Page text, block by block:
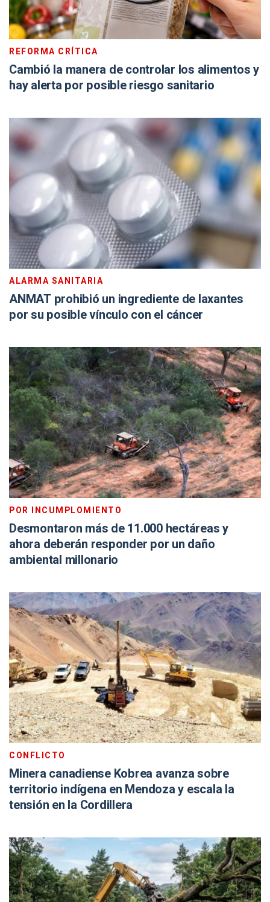
REFORMA CRÍTICA
Cambió la manera de controlar los alimentos y
hay alerta por posible riesgo sanitario
ALARMA SANITARIA
ANMAT prohibió un ingrediente de laxantes
por su posible vínculo con el cáncer
POR INCUMPLOMIENTO
Desmontaron más de 11.000 hectáreas y
ahora deberán responder por un daño
ambiental millonario
CONFLICTO
Minera canadiense Kobrea avanza sobre
territorio indígena en Mendoza y escala la
tensión en la Cordillera